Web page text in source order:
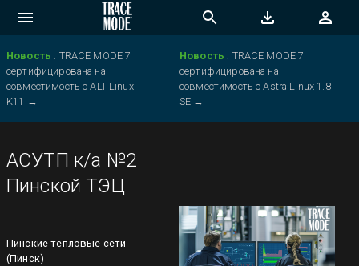
Новость : TRACE MODE 7
сертифицирована на
совместимость с ALT Linux
K11 →
Новость : TRACE MODE 7
сертифицирована на
совместимость с Astra Linux 1.8
SE →
АСУТП к/а №2
Пинской ТЭЦ
Пинские тепловые сети
(Пинск)